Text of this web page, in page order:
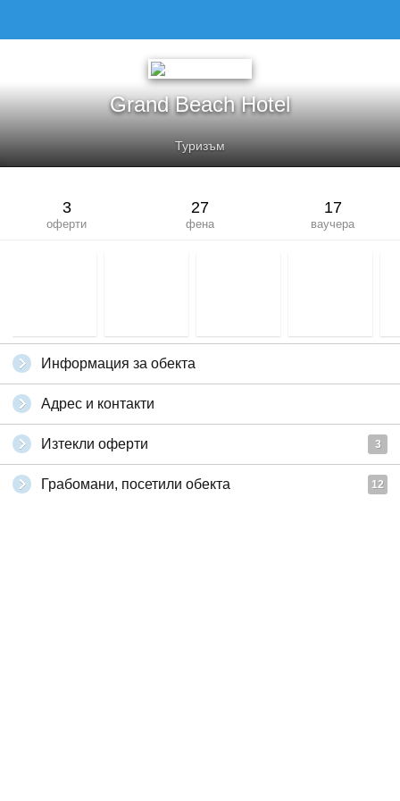
Grand Beach Hotel
Туризъм
3
оферти
27
фена
17
ваучера
Информация за обекта
Адрес и контакти
Изтекли оферти 3
Грабомани, посетили обекта 12